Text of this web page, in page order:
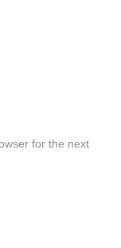
for the next